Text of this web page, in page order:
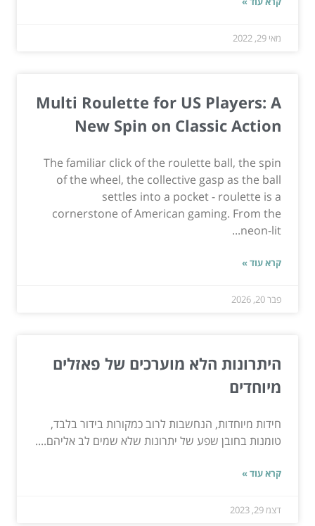
מאי 29, 2022
Multi Roulette for US Players: A
New Spin on Classic Action
The familiar click of the roulette ball, the spin
of the wheel, the collective gasp as the ball
settles into a pocket - roulette is a
cornerstone of American gaming. From the
neon-lit...
קרא עוד »
פבר 20, 2026
היתרונות הלא מוערכים של פאזלים
מיוחדים
חידות מיוחדות, הנחשבות לרוב כמקורות בידור בלבד,
טומנות בחובן שפע של יתרונות שלא שמים לב אליהם....
קרא עוד »
דצמ 29, 2023